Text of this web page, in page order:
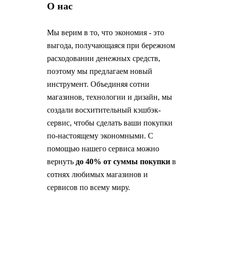
О нас
Мы верим в то, что экономия - это
выгода, получающаяся при бережном
расходовании денежных средств,
поэтому мы предлагаем новый
инструмент. Объединяя сотни
магазинов, технологии и дизайн, мы
создали восхитительный кэшбэк-
сервис, чтобы сделать ваши покупки
по-настоящему экономными. С
помощью нашего сервиса можно
вернуть до 40% от суммы покупкив
сотнях любимых магазинов и
сервисов по всему миру.